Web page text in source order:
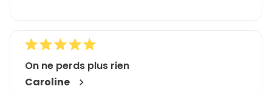
On ne perds plus rien
Caroline